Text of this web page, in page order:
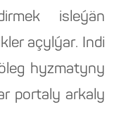
isleýän
açylýar. Indi
hyzmatyny
portaly arkaly